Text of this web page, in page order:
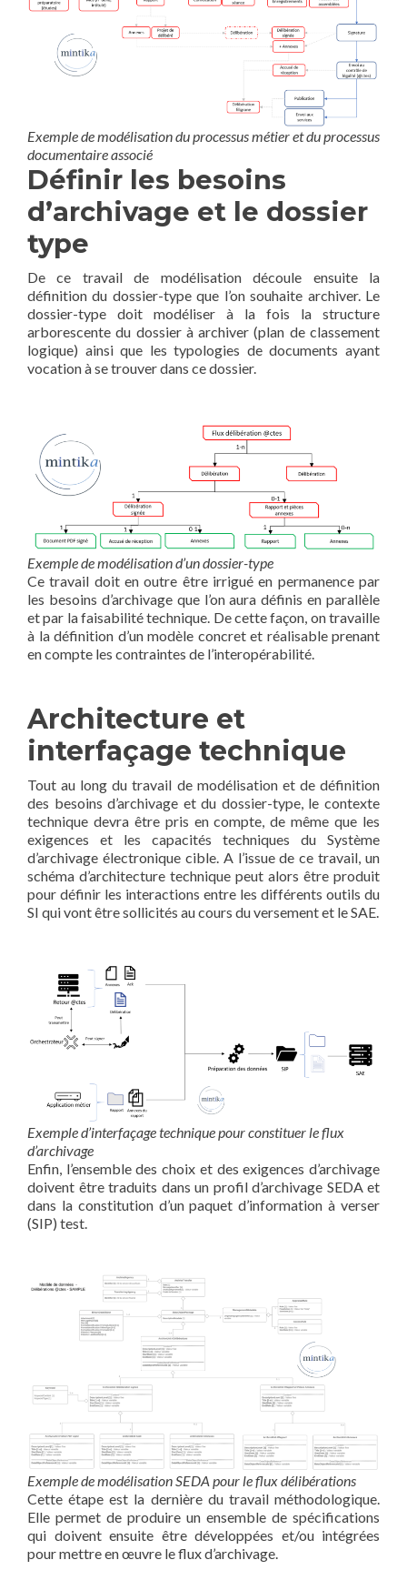
Exemple de modélisation du processus métier et du processus
documentaire associé
Définir les besoins
d’archivage et le dossier
type
De ce travail de modélisation découle ensuite la
définition du dossier-type que l’on souhaite archiver. Le
dossier-type doit modéliser à la fois la structure
arborescente du dossier à archiver (plan de classement
logique) ainsi que les typologies de documents ayant
vocation à se trouver dans ce dossier.
Exemple de modélisation d’un dossier-type
Ce travail doit en outre être irrigué en permanence par
les besoins d’archivage que l’on aura définis en parallèle
et par la faisabilité technique. De cette façon, on travaille
à la définition d’un modèle concret et réalisable prenant
en compte les contraintes de l’interopérabilité.
Architecture et
interfaçage technique
Tout au long du travail de modélisation et de définition
des besoins d’archivage et du dossier-type, le contexte
technique devra être pris en compte, de même que les
exigences et les capacités techniques du Système
d’archivage électronique cible. A l’issue de ce travail, un
schéma d’architecture technique peut alors être produit
pour définir les interactions entre les différents outils du
SI qui vont être sollicités au cours du versement et le SAE.
Exemple d’interfaçage technique pour constituer le flux
d’archivage
Enfin, l’ensemble des choix et des exigences d’archivage
doivent être traduits dans un profil d’archivage SEDA et
dans la constitution d’un paquet d’information à verser
(SIP) test.
Exemple de modélisation SEDA pour le flux délibérations
Cette étape est la dernière du travail méthodologique.
Elle permet de produire un ensemble de spécifications
qui doivent ensuite être développées et/ou intégrées
pour mettre en œuvre le flux d’archivage.